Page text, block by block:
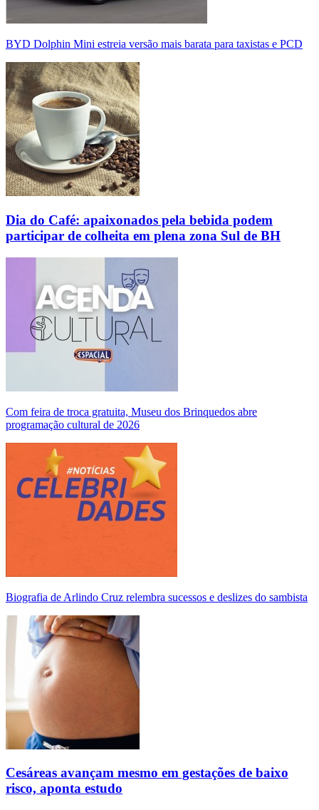
BYD Dolphin Mini estreia versão mais barata para taxistas e PCD
Dia do Café: apaixonados pela bebida podem
participar de colheita em plena zona Sul de BH
Com feira de troca gratuita, Museu dos Brinquedos abre
programação cultural de 2026
Biografia de Arlindo Cruz relembra sucessos e deslizes do sambista
Cesáreas avançam mesmo em gestações de baixo
risco, aponta estudo